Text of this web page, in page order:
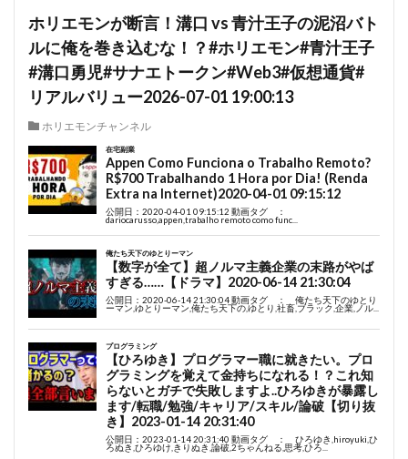
ホリエモンが断言！溝口 vs 青汁王子の泥沼バト
ルに俺を巻き込むな！？#ホリエモン#青汁王子
#溝口勇児#サナエトークン#Web3#仮想通貨#
リアルバリュー2026-07-01 19:00:13
ホリエモンチャンネル